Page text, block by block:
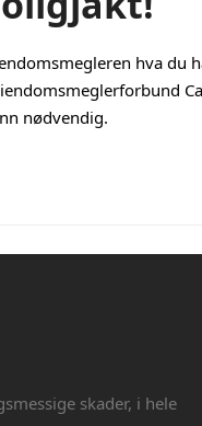
hva du
nødvendig.
skader, i hele